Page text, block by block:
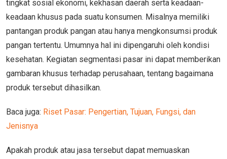
tingkat sosial ekonomi, kekhasan daerah serta keadaan-
keadaan khusus pada suatu konsumen. Misalnya memiliki
pantangan produk pangan atau hanya mengkonsumsi produk
pangan tertentu. Umumnya hal ini dipengaruhi oleh kondisi
kesehatan. Kegiatan segmentasi pasar ini dapat memberikan
gambaran khusus terhadap perusahaan, tentang bagaimana
produk tersebut dihasilkan.
Baca juga: Riset Pasar: Pengertian, Tujuan, Fungsi, dan
Jenisnya
Apakah produk atau jasa tersebut dapat memuaskan